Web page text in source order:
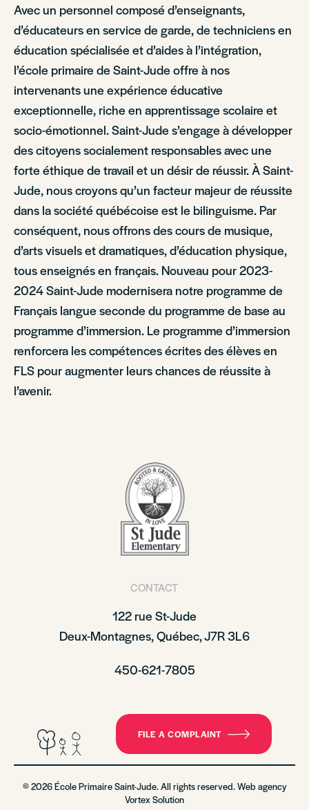
Avec un personnel composé d’enseignants,
d’éducateurs en service de garde, de techniciens en
éducation spécialisée et d’aides à l’intégration,
l’école primaire de Saint-Jude offre à nos
intervenants une expérience éducative
exceptionnelle, riche en apprentissage scolaire et
socio-émotionnel. Saint-Jude s’engage à développer
des citoyens socialement responsables avec une
forte éthique de travail et un désir de réussir. À Saint-
Jude, nous croyons qu’un facteur majeur de réussite
dans la société québécoise est le bilinguisme. Par
conséquent, nous offrons des cours de musique,
d’arts visuels et dramatiques, d’éducation physique,
tous enseignés en français. Nouveau pour 2023-
2024 Saint-Jude modernisera notre programme de
Français langue seconde du programme de base au
programme d’immersion. Le programme d’immersion
renforcera les compétences écrites des élèves en
FLS pour augmenter leurs chances de réussite à
l’avenir.
CONTACT
122 rue St-Jude
Deux-Montagnes, Québec, J7R 3L6
450-621-7805
FILE A COMPLAINT
© 2026 École Primaire Saint-Jude. All rights reserved. Web agency
Vortex Solution